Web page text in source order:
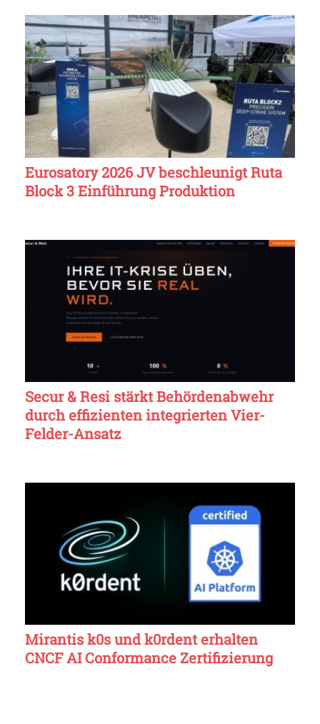
Eurosatory 2026 JV beschleunigt Ruta
Block 3 Einführung Produktion
Secur & Resi stärkt Behördenabwehr
durch effizienten integrierten Vier-
Felder-Ansatz
Mirantis k0s und k0rdent erhalten
CNCF AI Conformance Zertifizierung